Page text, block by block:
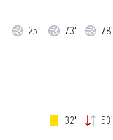
25' 73' 78'
32' 53'